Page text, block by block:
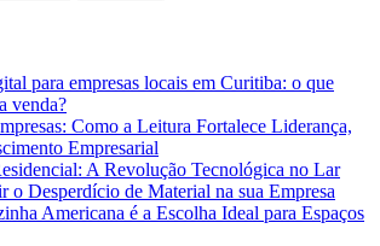
para empresas locais em Curitiba: o que
venda?
Como a Leitura Fortalece Liderança,
Empresarial
A Revolução Tecnológica no Lar
o Desperdício de Material na sua Empresa
Americana é a Escolha Ideal para Espaços